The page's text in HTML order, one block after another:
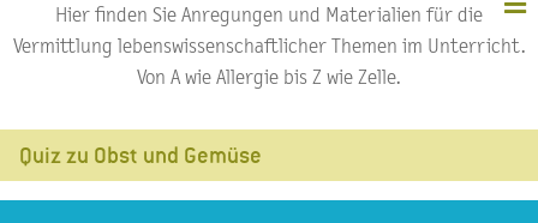
Hier finden Sie Anregungen und Materialien für die
Vermittlung lebenswissenschaftlicher Themen im Unterricht.
Von A wie Allergie bis Z wie Zelle.
Quiz zu Obst und Gemüse